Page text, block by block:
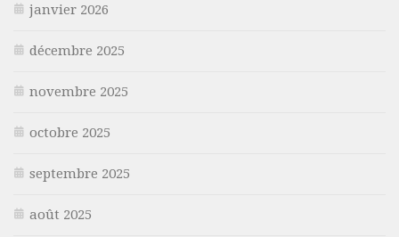
janvier 2026
décembre 2025
novembre 2025
octobre 2025
septembre 2025
août 2025